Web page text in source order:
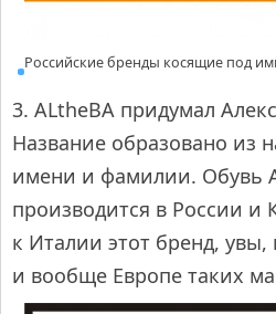
Российские бренды косящие под
3. ALtheBA придумал
Название образовано из
имени и фамилии. Обувь
производится в России и
к Италии этот бренд,
и вообще Европе таких